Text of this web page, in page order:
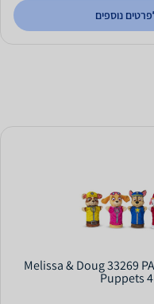
נוספים
Melissa & Doug 33269
Puppets 4